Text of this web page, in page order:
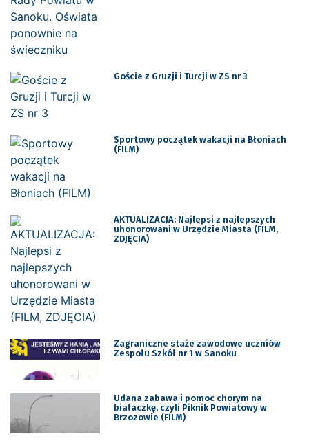
Goście z Gruzji i Turcji w ZS nr 3
Sportowy początek wakacji na Błoniach
(FILM)
AKTUALIZACJA: Najlepsi z najlepszych
uhonorowani w Urzędzie Miasta (FILM,
ZDJĘCIA)
Zagraniczne staże zawodowe uczniów
Zespołu Szkół nr 1 w Sanoku
Udana zabawa i pomoc chorym na
białaczkę, czyli Piknik Powiatowy w
Brzozowie (FILM)